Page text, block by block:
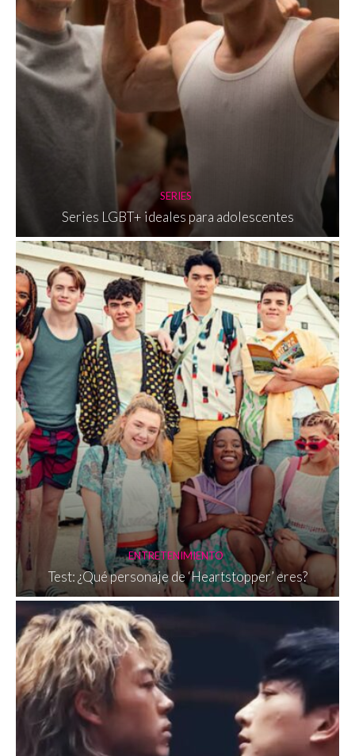
SERIES
Series LGBT+ ideales para adolescentes
ENTRETENIMIENTO
Test: ¿Qué personaje de ‘Heartstopper’ eres?